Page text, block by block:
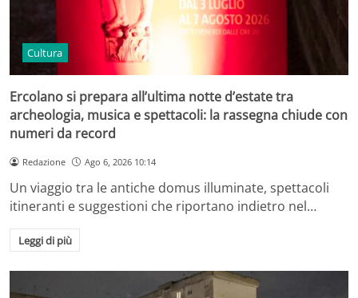
Cultura
Ercolano si prepara all’ultima notte d’estate tra
archeologia, musica e spettacoli: la rassegna chiude con
numeri da record
Redazione Ago 6, 2026 10:14
Un viaggio tra le antiche domus illuminate, spettacoli
itineranti e suggestioni che riportano indietro nel…
Leggi di più